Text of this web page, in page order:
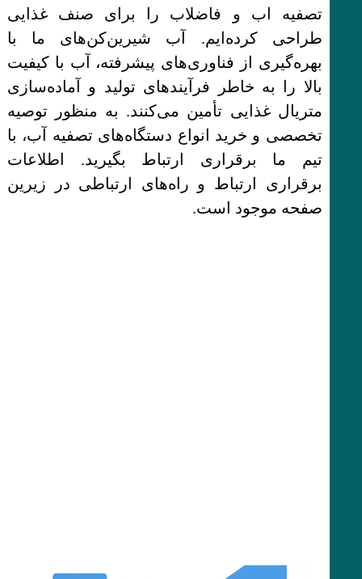
تصفیه اب و فاضلاب را برای صنف غذایی
طراحی کرده‌ایم. آب شیرین‌کن‌های ما با
بهره‌گیری از فناوری‌های پیشرفته، آب با کیفیت
بالا را به خاطر فرآیندهای تولید و آماده‌سازی
متریال غذایی تأمین می‌کنند. به منظور توصیه
تخصصی و خرید انواع دستگاه‌های تصفیه آب، با
تیم ما برقراری ارتباط بگیرید. اطلاعات
برقراری ارتباط و راه‌های ارتباطی در زیرین
صفحه موجود است.